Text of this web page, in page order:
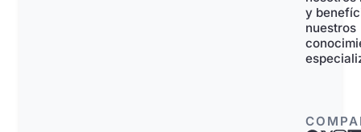
y
nuestros